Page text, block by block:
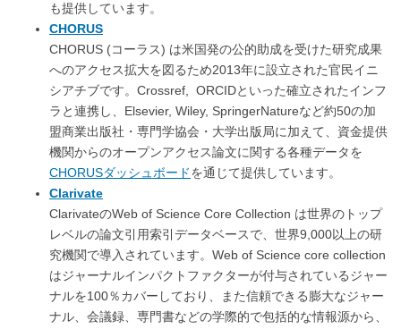
も提供しています。
CHORUS
CHORUS (コーラス) は米国発の公的助成を受けた研究成果
へのアクセス拡大を図るため2013年に設立された官民イニ
シアチブです。Crossref, ORCIDといった確立されたインフ
ラと連携し、Elsevier, Wiley, SpringerNatureなど約50の加
盟商業出版社・専門学協会・大学出版局に加えて、資金提供
機関からのオープンアクセス論文に関する各種データを
CHORUSダッシュボードを通じて提供しています。
Clarivate
ClarivateのWeb of Science Core Collection は世界のトップ
レベルの論文引用索引データベースで、世界9,000以上の研
究機関で導入されています。Web of Science core collection
はジャーナルインパクトファクターが付与されているジャー
ナルを100％カバーしており、また信頼できる膨大なジャー
ナル、会議録、専門書などの学際的で包括的な情報源から、